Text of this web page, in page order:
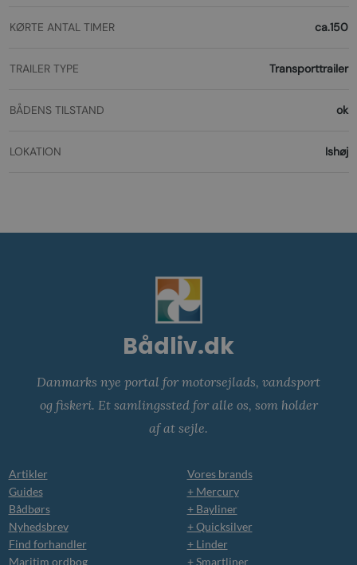
KØRTE ANTAL TIMER ca.150
TRAILER TYPE Transporttrailer
BÅDENS TILSTAND ok
LOKATION Ishøj
Bådliv.dk
Danmarks nye portal for motorsejlads, vandsport
og fiskeri. Et samlingssted for alle os, som holder
af at sejle.
Artikler
Guides
Bådbørs
Nyhedsbrev
Find forhandler
Maritim ordbog
Vores brands
+ Mercury
+ Bayliner
+ Quicksilver
+ Linder
+ Smartliner